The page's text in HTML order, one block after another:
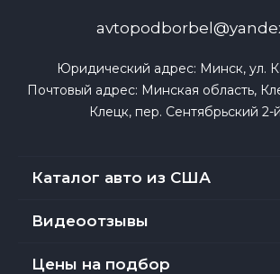
Юридический адрес: Минск, ул.
Почтовый адрес: Минская область,
Клецк, пер. Сентябрьский 2-
Каталог авто из США
Видеоотзывы
Цены на подбор